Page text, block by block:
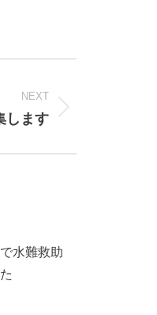
NEXT
します
水難救助